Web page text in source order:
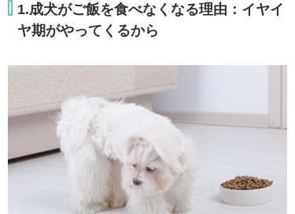
1.成犬がご飯を食べなくなる理由：イヤイ
ヤ期がやってくるから